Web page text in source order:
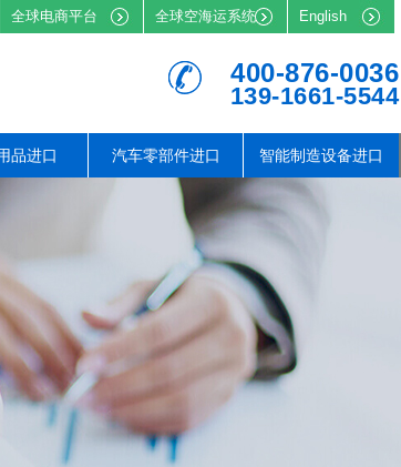
全球电商平台 全球空海运系统 English
400-876-0036
139-1661-5544
品进口 汽车零部件进口 智能制造设备进口